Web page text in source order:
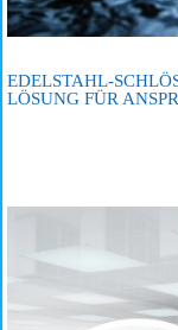
EDELSTAHL-
LÖSUNG FÜR